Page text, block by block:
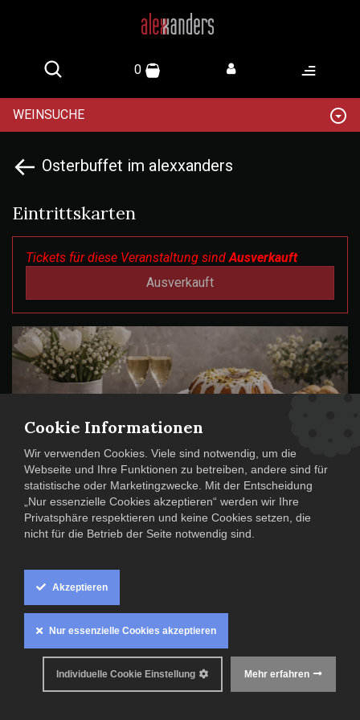
0
WEINSUCHE
Osterbuffet im alexxanders
Eintrittskarten
Tickets für diese Veranstaltung sind Ausverkauft
Ausverkauft
Osterbuffet im
alexxanders
Atmosphäre.
unserem Osterbuffet im alexxanders
auf eine abwechslungsreiche Auswahl an saisonalen
Spezialitäten, liebevoll zubereitet und perfekt zum
gemeinsamen Genießen.
Cookie Informationen
Wir verwenden Cookies. Viele sind notwendig, um die
Webseite und Ihre Funktionen zu betreiben, andere sind für
statistische oder Marketingzwecke. Mit der Entscheidung
„Nur essenzielle Cookies akzeptieren“ werden wir Ihre
Privatsphäre respektieren und keine Cookies setzen, die
nicht für die Betrieb der Seite notwendig sind.
Akzeptieren
Nur essenzielle Cookies akzeptieren
Mehr erfahren
Individuelle Cookie Einstellung